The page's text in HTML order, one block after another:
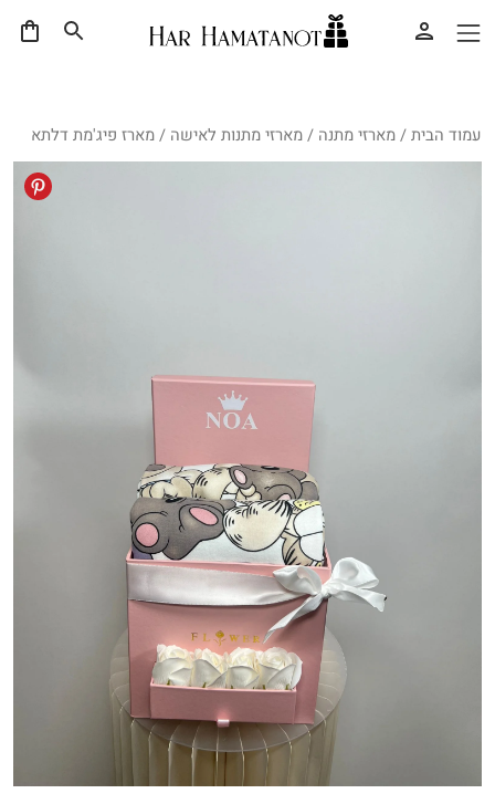
עמוד הבית/מארזי מתנה /מארזי מתנות לאישה / מארז פיג'מת דלתא